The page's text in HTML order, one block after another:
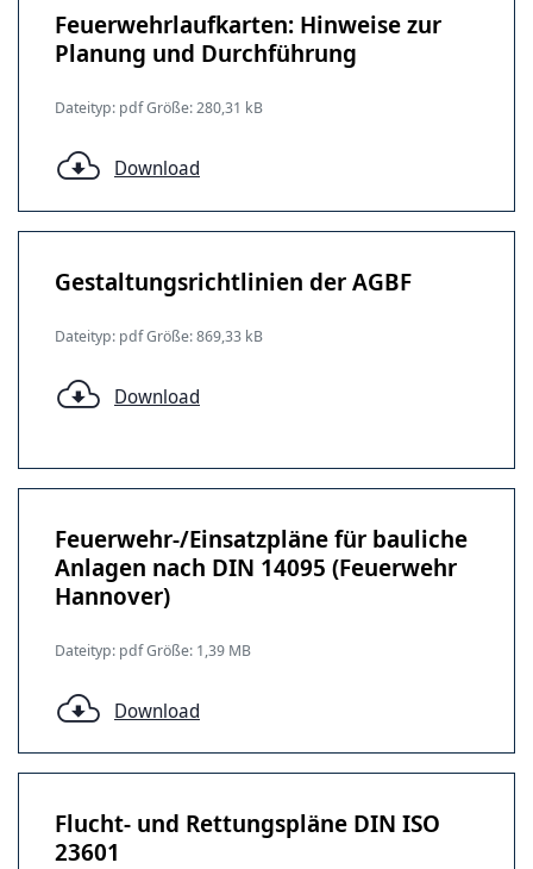
Feuerwehrlaufkarten: Hinweise zur
Planung und Durchführung
Dateityp: pdf Größe: 280,31 kB
Download
Gestaltungsrichtlinien der AGBF
Dateityp: pdf Größe: 869,33 kB
Download
Feuerwehr-/Einsatzpläne für bauliche
Anlagen nach DIN 14095 (Feuerwehr
Hannover)
Dateityp: pdf Größe: 1,39 MB
Download
Flucht- und Rettungspläne DIN ISO
23601